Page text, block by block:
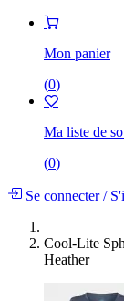
Mon panier
(0)
Ma liste de
(0)
Se connecter/
Cool-Lite
Heather